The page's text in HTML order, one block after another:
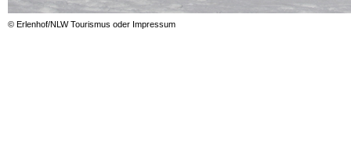
© Erlenhof/NLW Tourismus oder Impressum